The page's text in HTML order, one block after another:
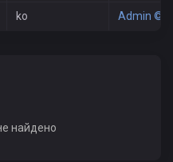
ko Admin ©
найдено